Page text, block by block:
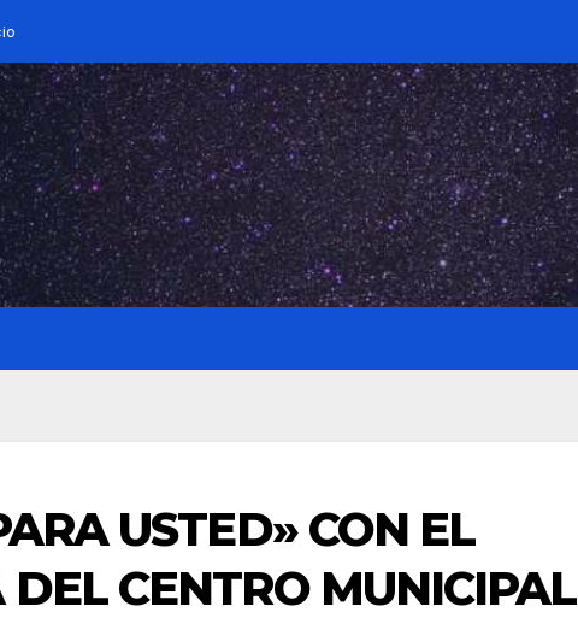
USTED» CON EL
CENTRO MUNICIPAL